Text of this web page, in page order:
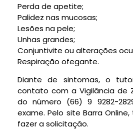
Perda de apetite;
Palidez nas mucosas;
Lesões na pele;
Unhas grandes;
Conjuntivite ou alterações
Respiração ofegante.
Diante de sintomas, o
contato com a Vigilância de
do número (66) 9 9282-
exame. Pelo site Barra
fazer a solicitação.